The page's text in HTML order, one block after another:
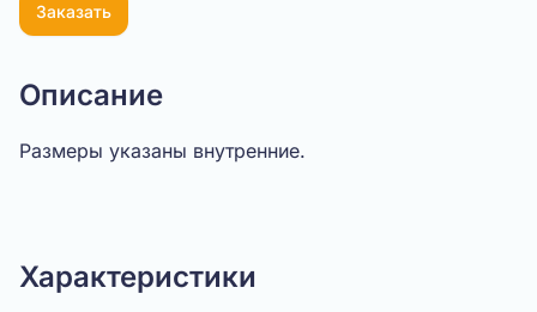
Заказать
Описание
Размеры указаны внутренние.
Характеристики